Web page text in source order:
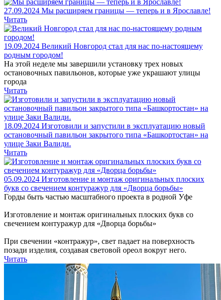
27.09.2024 Мы расширяем границы — теперь и в Ярославле!
Читать
19.09.2024 Великий Новгород стал для нас по-настоящему
родным городом!
На этой неделе мы завершили установку трех новых
остановочных павильонов, которые уже украшают улицы
города
Читать
18.09.2024 Изготовили и запустили в эксплуатацию новый
остановочный павильон закрытого типа «Башкортостан» на
улице Заки Валиди.
Читать
05.09.2024 Изготовление и монтаж оригинальных плоских
букв со свечением контуражур для «Дворца борьбы»
Горды быть частью масштабного проекта в родной Уфе
Изготовление и монтаж оригинальных плоских букв со
свечением контуражур для «Дворца борьбы»
При свечении «контражур», свет падает на поверхность
позади изделия, создавая световой ореол вокруг него.
Читать